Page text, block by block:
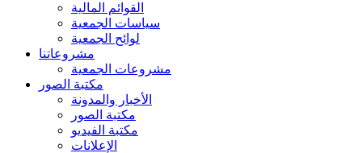
القوائم المالية
سياسات الجمعية
لوائح الجمعية
مشروعاتنا
مشروعات الجمعية
مكتبة الصور
الأخبار والمدونة
مكتبة الصور
مكتبة الفيديو
الإعلانات